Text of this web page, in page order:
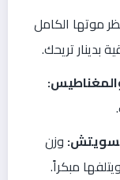
موتها الكامل
تريحك.
وزن
مبكراً.